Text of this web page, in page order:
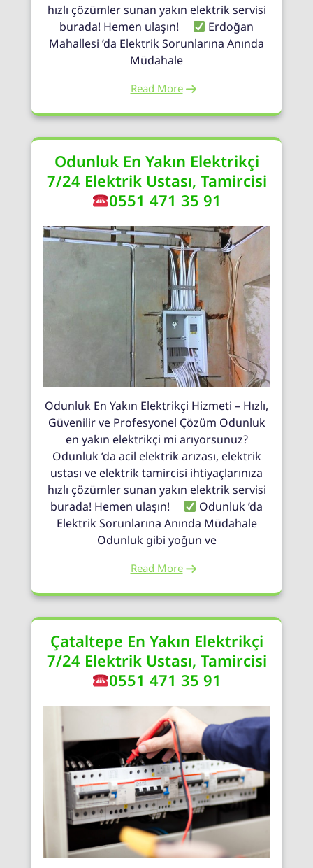
hızlı çözümler sunan yakın elektrik servisi
burada! Hemen ulaşın!
Erdoğan
Mahallesi ’da Elektrik Sorunlarına Anında
Müdahale
Read More
Odunluk En Yakın Elektrikçi
7/24 Elektrik Ustası, Tamircisi
0551 471 35 91
Odunluk En Yakın Elektrikçi Hizmeti – Hızlı,
Güvenilir ve Profesyonel Çözüm Odunluk
en yakın elektrikçi mi arıyorsunuz?
Odunluk ’da acil elektrik arızası, elektrik
ustası ve elektrik tamircisi ihtiyaçlarınıza
hızlı çözümler sunan yakın elektrik servisi
burada! Hemen ulaşın!
Odunluk ’da
Elektrik Sorunlarına Anında Müdahale
Odunluk gibi yoğun ve
Read More
Çataltepe En Yakın Elektrikçi
7/24 Elektrik Ustası, Tamircisi
0551 471 35 91